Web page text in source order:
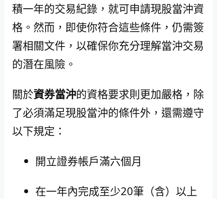
積一年的交易紀錄，就可申請現股當沖資
格。然而，即使你符合這些條件，仍需簽
署相關文件，以確保你充分理解當沖交易
的潛在風險。
關於資券當沖的資格要求則更加嚴格，除
了必須滿足現股當沖的條件外，還需遵守
以下規定：
開立證券帳戶滿六個月
在一年內完成至少20筆（含）以上